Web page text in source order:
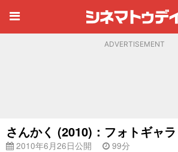
ADVERTISEMENT
さんかく (2010)：フォトギャ
2010年6月26日公開 99分